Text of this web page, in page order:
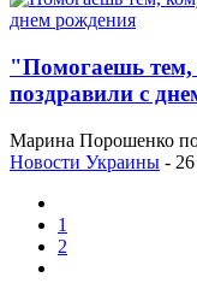
"Помогаешь
поздравили с
Марина Порошенко
Новости Украины -
1
2